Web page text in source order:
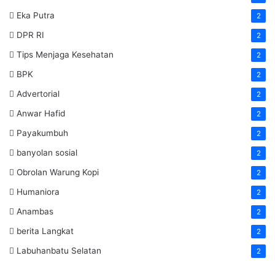
Eka Putra 2
DPR RI 2
Tips Menjaga Kesehatan 2
BPK 2
Advertorial 2
Anwar Hafid 2
Payakumbuh 2
banyolan sosial 2
Obrolan Warung Kopi 2
Humaniora 2
Anambas 2
berita Langkat 2
Labuhanbatu Selatan 2